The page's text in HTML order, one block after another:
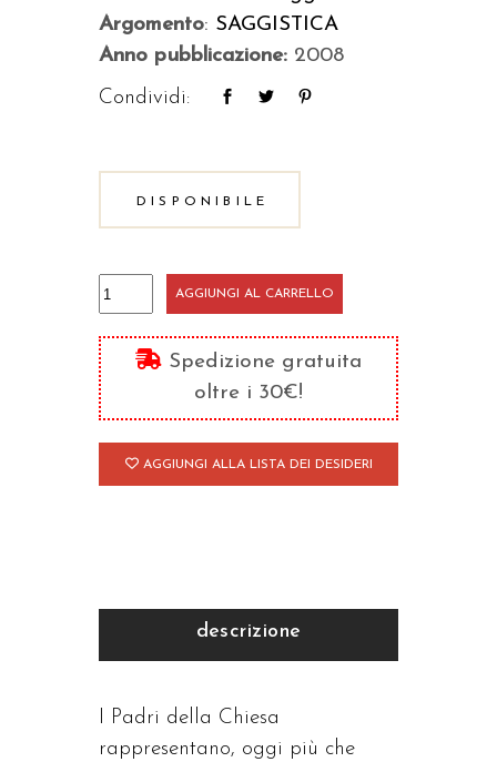
Argomento: SAGGISTICA
Anno pubblicazione: 2008
Condividi:
DISPONIBILE
Catechesi
sui
Padri
della
Chiesa
quantità
AGGIUNGI AL CARRELLO
Spedizione gratuita
oltre i 30€!
AGGIUNGI ALLA LISTA DEI DESIDERI
descrizione
I Padri della Chiesa
rappresentano, oggi più che